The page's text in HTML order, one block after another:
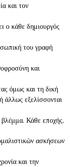
και τον
ο κάθε δημιουργός
του γραφή
και
όμως και τη δική
άλλως εξελίσσονται
βλέμμα. Κάθε εποχής.
ασκήσεων
και την